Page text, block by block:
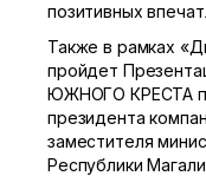
позитивных
Также в рамках
пройдет
ЮЖНОГО КРЕСТА
президента
заместителя
Республики